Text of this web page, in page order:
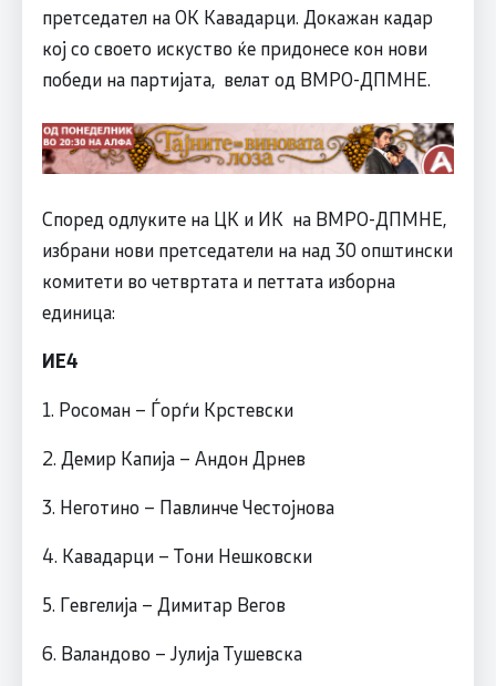
претседател на ОК Кавадарци. Докажан кадар
кој со своето искуство ќе придонесе кон нови
победи на партијата, велат од ВМРО-ДПМНЕ.
Според одлуките на ЦК и ИК на ВМРО-ДПМНЕ,
избрани нови претседатели на над 30 општински
комитети во четвртата и петтата изборна
единица:
ИЕ4
1. Росоман – Ѓорѓи Крстевски
2. Демир Капија – Андон Дрнев
3. Неготино – Павлинче Честојнова
4. Кавадарци – Тони Нешковски
5. Гевгелија – Димитар Вегов
6. Валандово – Јулија Тушевска